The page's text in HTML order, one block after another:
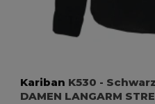
Kariban K530 - Schwarz
DAMEN LANGARM